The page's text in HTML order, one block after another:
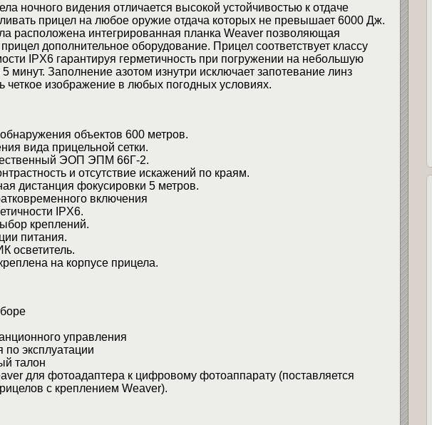
ночного видения отличается высокой устойчивостью к отдаче
прицел на любое оружие отдача которых не превышает 6000 Дж.
расположена интегрированная планка Weaver позволяющая
дополнительное оборудование. Прицел соответствует классу
IPX6 гарантируя герметичность при погружении на небольшую
5 минут. Заполнение азотом изнутри исключает запотевание линз
четкое изображение в любых погодных условиях.
объектов 600 метров.
вида прицельной сетки.
ЭОП ЭПМ 66Г-2.
и отсутствие искажений по краям.
дистанция фокусировки 5 метров.
включения
IPX6.
креплений.
питания.
осветитель.
на корпусе прицела.
управления
по эксплуатации
талон
для фотоадаптера к цифровому фотоаппарату (поставляется
с креплением Weaver).